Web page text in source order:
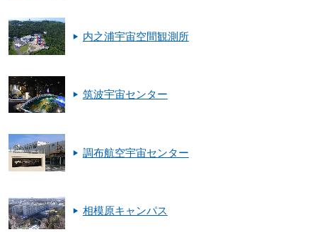
内之浦宇宙空間観測所
筑波宇宙センター
調布航空宇宙センター
相模原キャンパス